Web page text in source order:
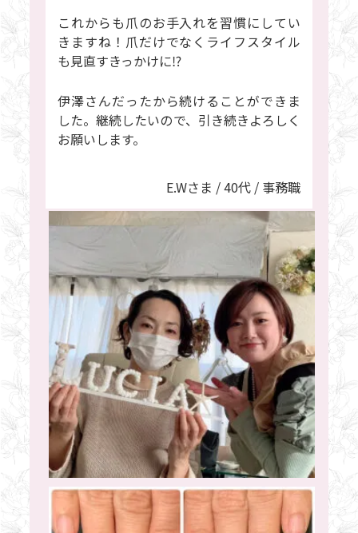
これからも爪のお手入れを習慣にしてい
きますね！爪だけでなくライフスタイル
も見直すきっかけに⁉
伊澤さんだったから続けることができま
した。継続したいので、引き続きよろしく
お願いします。
E.Wさま / 40代 / 事務職